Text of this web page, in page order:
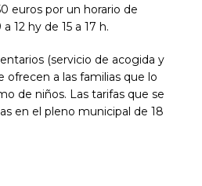
euros por un horario de
12 hy de 15 a 17 h.
(servicio de acogida y
ofrecen a las familias que lo
de niños. Las tarifas que se
en el pleno municipal de 18